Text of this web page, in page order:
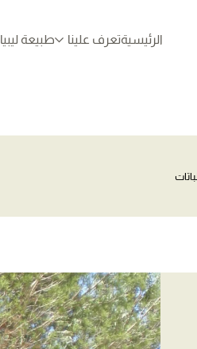
الرئيسيةتعرف علينا طبيعة ليبيا